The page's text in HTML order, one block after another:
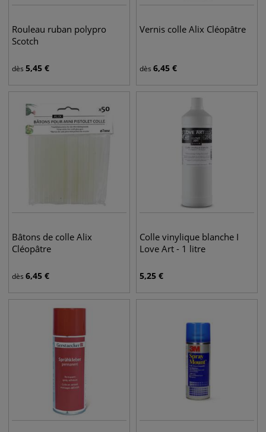
Rouleau ruban polypro
Scotch
dès 5,45 €
Vernis colle Alix Cléopâtre
dès 6,45 €
Bâtons de colle Alix
Cléopâtre
dès 6,45 €
Colle vinylique blanche I
Love Art - 1 litre
5,25 €